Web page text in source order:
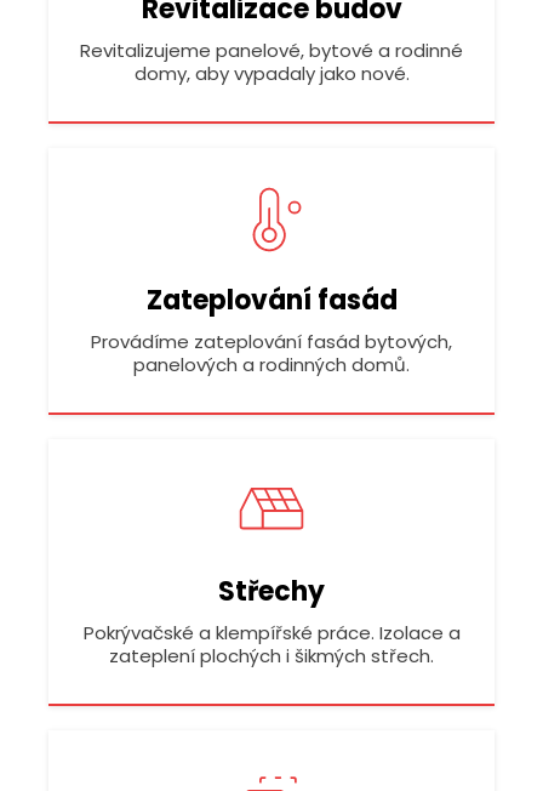
Revitalizace budov
Revitalizujeme panelové, bytové a rodinné
domy, aby vypadaly jako nové.
Zateplování fasád
Provádíme zateplování fasád bytových,
panelových a rodinných domů.
Střechy
Pokrývačské a klempířské práce. Izolace a
zateplení plochých i šikmých střech.